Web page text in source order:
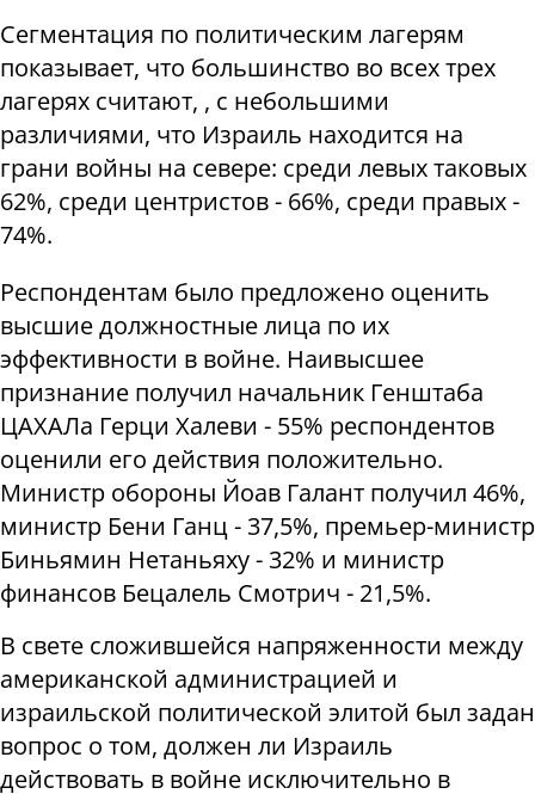
Сегментация по политическим лагерям
показывает, что большинство во всех трех
лагерях считают, , с небольшими
различиями, что Израиль находится на
грани войны на севере: среди левых таковых
62%, среди центристов - 66%, среди правых -
74%.
Респондентам было предложено оценить
высшие должностные лица по их
эффективности в войне. Наивысшее
признание получил начальник Генштаба
ЦАХАЛа Герци Халеви - 55% респондентов
оценили его действия положительно.
Министр обороны Йоав Галант получил 46%,
министр Бени Ганц - 37,5%, премьер-министр
Биньямин Нетаньяху - 32% и министр
финансов Бецалель Смотрич - 21,5%.
В свете сложившейся напряженности между
американской администрацией и
израильской политической элитой был задан
вопрос о том, должен ли Израиль
действовать в войне исключительно в